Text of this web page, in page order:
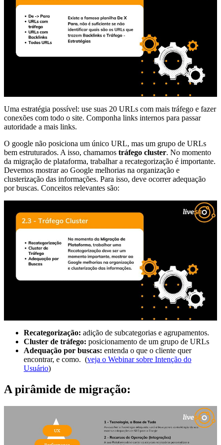
Uma estratégia possível: use suas 20 URLs com mais tráfego e fazer
conexões com todo o site. Componha links internos para passar
autoridade a mais links.
O google não posiciona um único URL, mas um grupo de URLs
bem estruturados. A isso, chamamos tráfego cluster. No momento
da migração de plataforma, trabalhar a recategorização é importante.
Devemos mostrar ao Google melhorias na organização e
clusterização das informações. Para isso, deve ocorrer adequação
por buscas. Conceitos relevantes são:
Recategorização: adição de subcategorias e agrupamentos.
Cluster de tráfego: posicionamento de um grupo de URLs
Adequação por buscas: entenda o que o cliente quer
encontrar, e como. (veja o Webinar sobre Intenção do
Usuário)
A pirâmide de migração: